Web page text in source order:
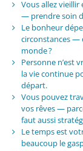
Vous allez
— prendre soin
Le bonheur
circonstances —
monde ?
Personne n’est
la vie continue
départ.
Vous pouvez
vos rêves —
faut aussi
Le temps est
beaucoup le